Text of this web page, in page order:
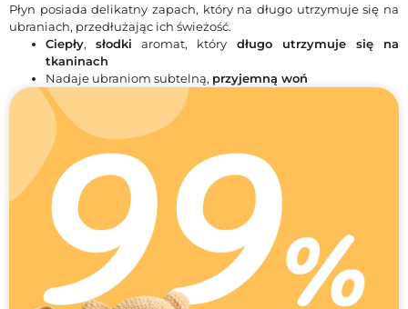
Płyn posiada delikatny zapach, który na długo utrzymuje się na
ubraniach, przedłużając ich świeżość.
Ciepły,słodki aromat, który długo utrzymuje się na
tkaninach
Nadaje ubraniom subtelną, przyjemną woń